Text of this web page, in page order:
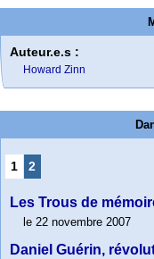
Auteur.e.s :
Howard Zinn
1 2
Les Trous de
le 22 novembre 2007
Daniel Guérin,